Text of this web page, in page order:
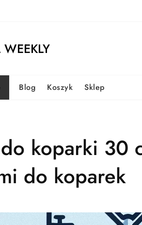
Blog Koszyk Sklep
koparki 30
do koparek